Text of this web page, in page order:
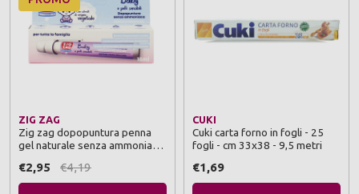
ZIG ZAG
Zig zag dopopuntura penna
gel naturale senza ammoniaca
€2,95 €4,19
CUKI
Cuki carta forno in fogli - 25
fogli - cm 33x38 - 9,5 metri
€1,69